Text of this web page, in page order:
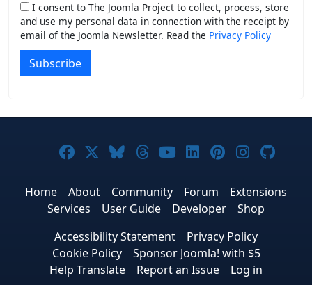
I consent to The Joomla Project to collect, process, store
and use my personal data in connection with the receipt by
email of the Joomla Newsletter. Read the Privacy Policy
Subscribe
Joomla! on Facebook
Joomla! on X
Joomla! on Bluesky
Joomla! on Threads
Joomla! on
Joomla! on
Joomla! on
Joomla!
Home About Community Forum
Extensions
Services
User Guide Developer
Shop
Accessibility Statement
Privacy Policy
Cookie Policy
Sponsor Joomla! with $5
Help Translate
Report an Issue Log in